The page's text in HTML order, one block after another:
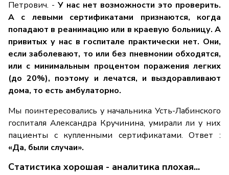
Петрович. - У нас нет возможности это проверить.
А с левыми сертификатами признаются, когда
попадают в реанимацию или в краевую больницу. А
привитых у нас в госпитале практически нет. Они,
если заболевают, то или без пневмонии обходятся,
или с минимальным процентом поражения легких
(до 20%), поэтому и лечатся, и выздоравливают
дома, то есть амбулаторно.
Мы поинтересовались у начальника Усть-Лабинского
госпиталя Александра Кручинина, умирали ли у них
пациенты с купленными сертификатами. Ответ :
«Да, были случаи».
Статистика хорошая - аналитика плохая...